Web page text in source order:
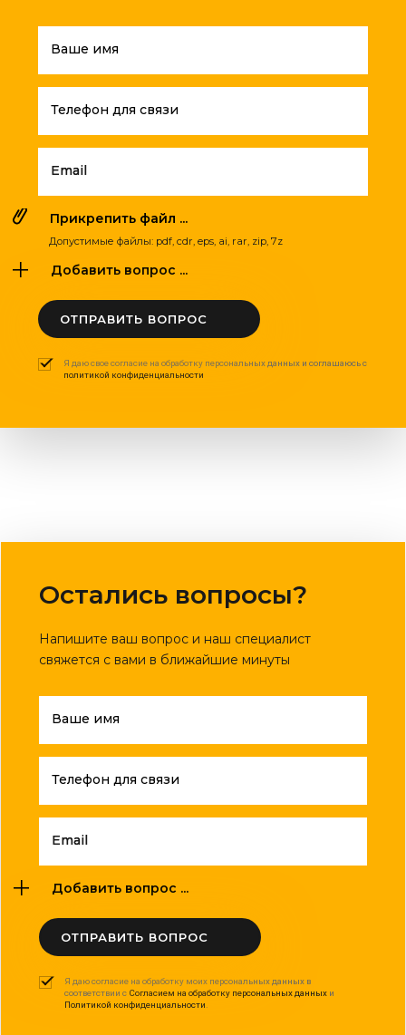
Ваше имя
Телефон для связи
Email
Прикрепить файл ...
Допустимые файлы: pdf, cdr, eps, ai, rar, zip, 7z
Добавить вопрос ...
ОТПРАВИТЬ ВОПРОС
Я даю свое согласие на обработку персональных данных и соглашаюсь с
политикой конфиденциальности
Остались вопросы?
Напишите ваш вопрос и наш специалист
свяжется с вами в ближайшие минуты
Ваше имя
Телефон для связи
Email
Добавить вопрос ...
ОТПРАВИТЬ ВОПРОС
Я даю согласие на обработку моих персональных данных в
соответствии с Согласием на обработку персональных данных и
Политикой конфиденциальности.